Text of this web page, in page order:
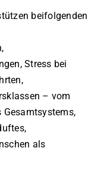
beifolgenden
Stress bei
– vom
Gesamtsystems,
als